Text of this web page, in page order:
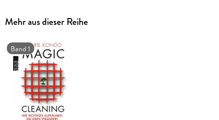
unserer Wohnung mit einfachen Mitteln eine Wohlfühloase
«Marie Kondo motiviert zum Generalangriff auf das
alltägliche Chaos - und macht uns zu selbstbewussten,
zufriedenen, ausgeglichenen Menschen.» Für Sie
Mehr aus dieser Reihe
Band 1